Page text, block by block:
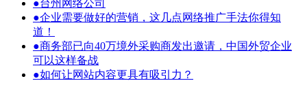
●台州网络公司
●企业需要做好的营销，这几点网络推广手法你得知
道！
●商务部已向40万境外采购商发出邀请，中国外贸企业
可以这样备战
●如何让网站内容更具有吸引力？